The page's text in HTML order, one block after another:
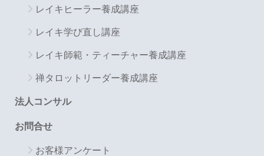
レイキヒーラー養成講座
レイキ学び直し講座
レイキ師範・ティーチャー養成講座
禅タロットリーダー養成講座
法人コンサル
お問合せ
お客様アンケート